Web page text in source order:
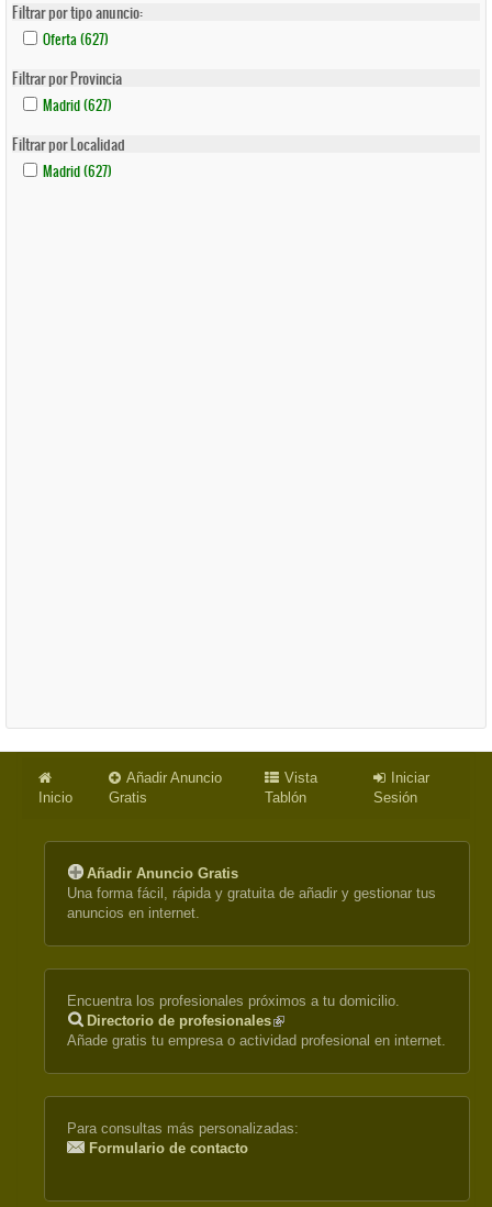
Filtrar por tipo anuncio:
Apply
Oferta
Filter
Oferta (627)
Filtrar por Provincia
Apply
Madrid
Filter
Madrid (627)
Filtrar por Localidad
Apply
Madrid
Madrid (627)
Inicio
Añadir Anuncio
Gratis
Vista
Tablón
Iniciar
Sesión
Añadir Anuncio Gratis
Una forma fácil, rápida y gratuita de añadir y gestionar tus
anuncios en internet.
Encuentra los profesionales próximos a tu domicilio.
Directorio de profesionales(link
is
Añade gratis tu empresa o actividad profesional en internet.
Para consultas más personalizadas:
Formulario de contacto